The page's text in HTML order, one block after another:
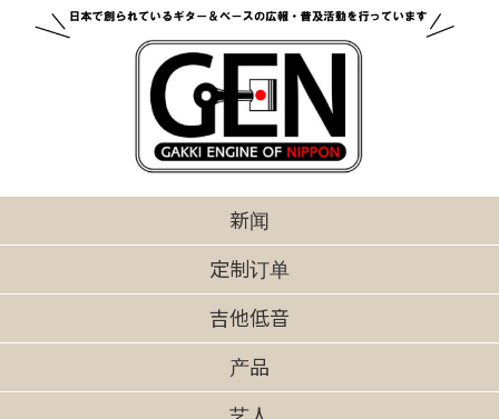
新闻
定制订单
吉他低音
产品